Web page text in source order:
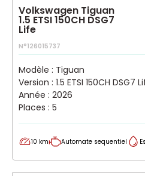
Volkswagen Tiguan
1.5 ETSI 150CH DSG7
Life
N°126015737
Modèle : Tiguan
Version : 1.5 ETSI 150CH DSG7
Année : 2026
Places : 5
10 km Automate sequentiel